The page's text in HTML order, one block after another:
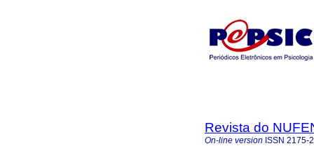
Revista do
On-line version ISSN 2175-